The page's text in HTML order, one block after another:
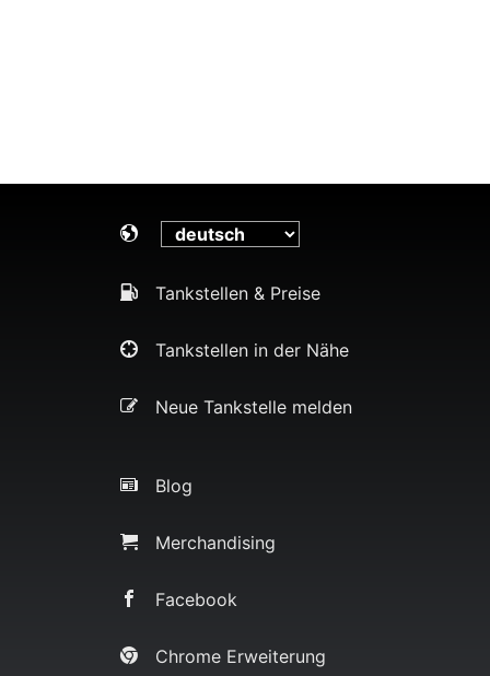
Tankstellen & Preise
Tankstellen in der Nähe
Neue Tankstelle melden
Blog
Merchandising
Facebook
Chrome Erweiterung